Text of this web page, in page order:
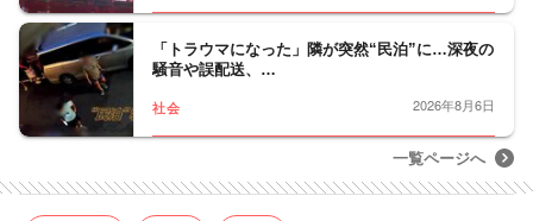
「トラウマになった」隣が突然“民泊”に…深夜の
騒音や誤配送、…
社会 2026年8月6日
一覧ページへ